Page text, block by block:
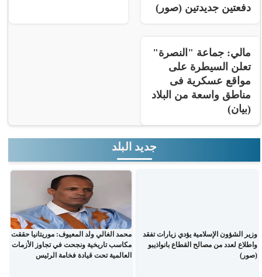
دفعتين جديدتين (صور)
مالي: جماعة "النصرة"
تعلن السيطرة على
مواقع عسكرية فى
مناطق واسعة من البلاد
(بيان)
جديد البلد
وزير الشؤون الإسلامية يؤدي زيارات تفقد
واطلاع لعدد من مصالح القطاع بانواذيبو
(صور)
محمد الغالي ولد المعيوف: موريتانيا حققت
مكاسب تاريخية ونجحت في تجاوز الأزمات
العالمية تحت قيادة فخامة الرئيس